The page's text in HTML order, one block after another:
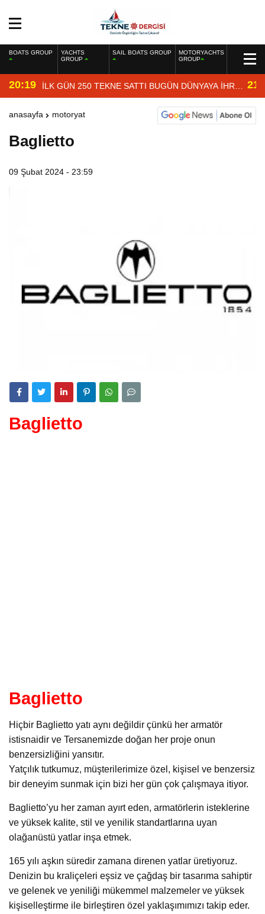
BOATS GROUP
YACHTS
GROUP
SAIL BOATS GROUP
MOTORYACHTS
GROUP
20:19 İLK GÜN 250 TEKNE SATTI BUGÜN DÜNYAYA İHRAÇ
anasayfa motoryat
Baglietto
09 Şubat 2024 - 23:59
Baglietto
Baglietto
Hiçbir Baglietto yatı aynı değildir çünkü her armatör
istisnaidir ve Tersanemizde doğan her proje onun
benzersizliğini yansıtır.
Yatçılık tutkumuz, müşterilerimize özel, kişisel ve benzersiz
bir deneyim sunmak için bizi her gün çok çalışmaya itiyor.
Baglietto’yu her zaman ayırt eden, armatörlerin isteklerine
ve yüksek kalite, stil ve yenilik standartlarına uyan
olağanüstü yatlar inşa etmek.
165 yılı aşkın süredir zamana direnen yatlar üretiyoruz.
Denizin bu kraliçeleri eşsiz ve çağdaş bir tasarıma sahiptir
ve gelenek ve yeniliği mükemmel malzemeler ve yüksek
kişiselleştirme ile birleştiren özel yaklaşımımızı takip eder.